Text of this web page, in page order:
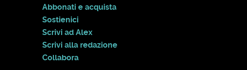
Abbonati e acquista
Sostienici
Scrivi ad Alex
Scrivi alla redazione
Collabora